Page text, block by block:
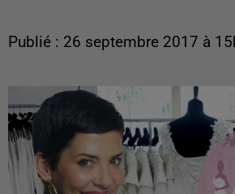
Publié : 26 septembre 2017 à